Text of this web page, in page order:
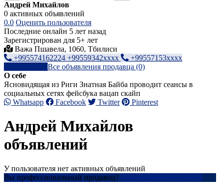
Андрей Михайлов
0 активных объявлений
0.0 Оценить пользователя
Последние онлайн 5 лет назад
Зарегистрирован для 5+ лет
Важа Пшавела, 1060, Тбилиси
+995574162224 +99559342xxxx
+99557153xxxx
Все объявления продавца (0)
О себе
Ясновидящая из Риги Знатная Байба проводит сеансы в
социальных сетях фейсбука вацап скайп
Whatsapp
Facebook Twitter Pinterest
Андрей Михайлов
объявлений
У пользователя нет активных объявлений
Вы профессиональный продавец?